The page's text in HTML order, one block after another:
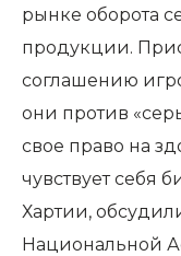
рынке оборота
продукции.
соглашению
они против
свое право на
чувствует себя
Хартии,
Национальной